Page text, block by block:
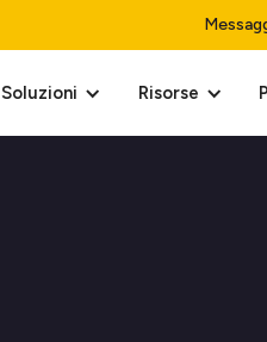
Soluzioni Risorse